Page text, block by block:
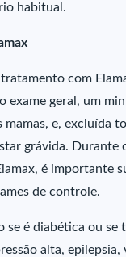
habitual.
com
exame geral, um
mamas, e, excluída
grávida. Durante
é importante
de controle.
se é diabética ou se
alta, epilepsia,